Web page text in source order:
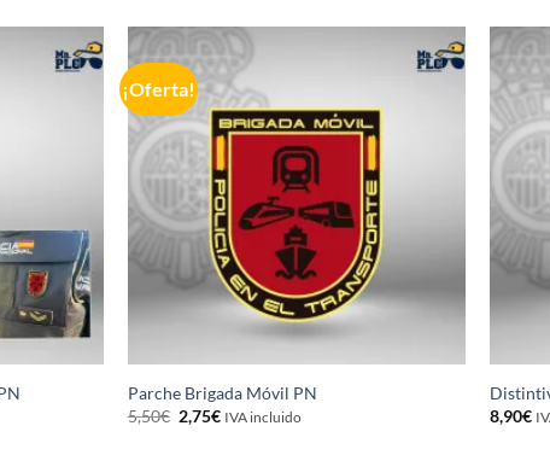
¡Oferta!
Parche Brigada Móvil PN
5,50€ El
precio
2,75€ElIVA incluido
8,90€